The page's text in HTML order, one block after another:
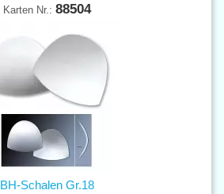
Karten Nr.: 88504
BH-Schalen Gr.18